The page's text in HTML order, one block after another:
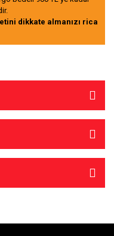
dikkate almanızı rica